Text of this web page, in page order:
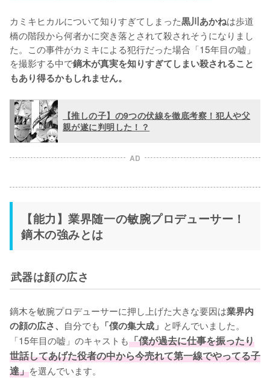
カミキヒカルについて知りすぎてしまった黒川あかねは歩道
橋の階段から何者かに突き落とされて殺されそうになりまし
た。この事件がカミキによる犯行だった場合「15年目の嘘」
を撮影する中で鏑木が真実を知りすぎてしまい殺されること
もあり得るかもしれません。
【推しの子】の9つの伏線を徹底考察！犯人や父
親が遂に判明した！？
AD
【能力】業界随一の敏腕プロデューサー！
鏑木の強みとは
武器は顔の広さ
鏑木を敏腕プロデューサーに押し上げた大きな要因は業界内
の顔の広さ、 自分でも 「僕の集大成」 と呼んでいました。
「15年目の嘘」のキャストも「僕が過去に仕事を振ったり
世話してあげた役者の中から今売れて第一線でやってる子
達」を選んでいます。